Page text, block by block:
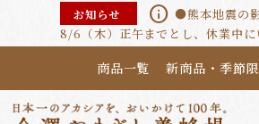
お知らせ info ●熊本地震の
8/6（木）正午までとし、休業中に
商品一覧 新商品・季節